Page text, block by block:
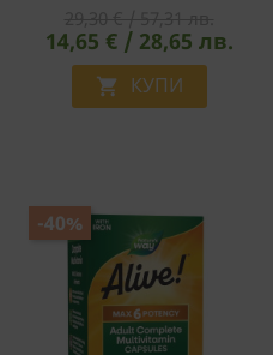
14,65 € / 28,65 лв.
 КУПИ
-40%